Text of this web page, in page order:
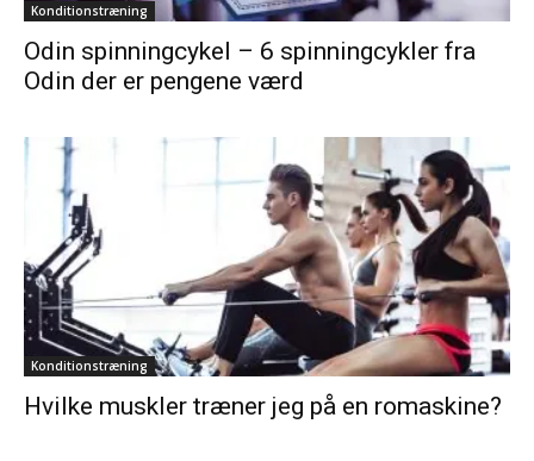
Konditionstræning
Odin spinningcykel – 6 spinningcykler fra
Odin der er pengene værd
Konditionstræning
Hvilke muskler træner jeg på en romaskine?